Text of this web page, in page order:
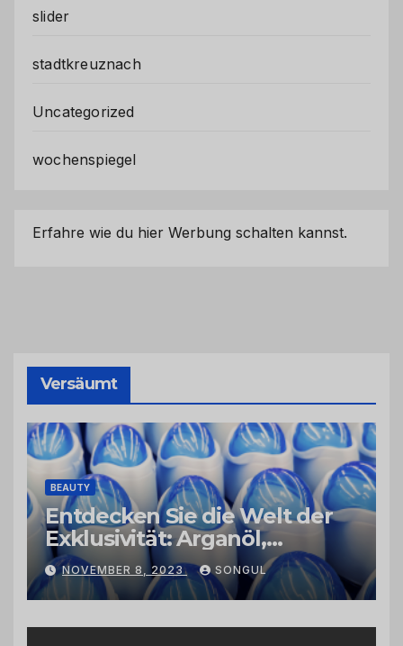
slider
stadtkreuznach
Uncategorized
wochenspiegel
Erfahre wie du hier Werbung schalten kannst.
Versäumt
BEAUTY
Entdecken Sie die Welt der
Exklusivität: Arganöl,
Kaktusfeigenkernöl und
Schwarzkümmelöl von
vertrauenswürdigen
Großhändlern und Anbietern
NOVEMBER 8, 2023 SONGUL